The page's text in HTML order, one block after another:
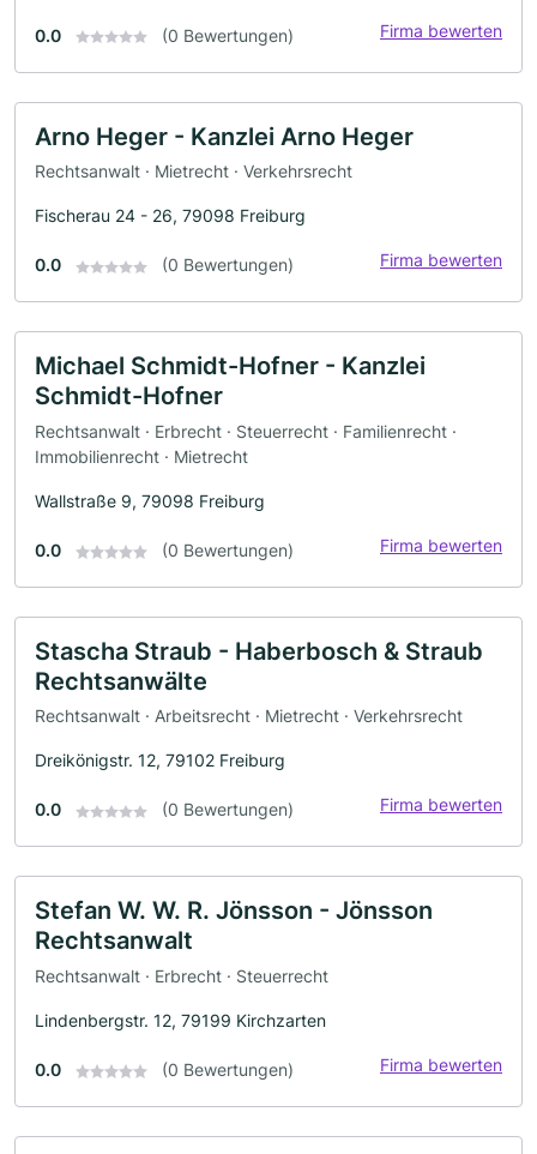
0.0 (0 Bewertungen) Firma bewerten
Arno Heger - Kanzlei Arno Heger
Rechtsanwalt · Mietrecht · Verkehrsrecht
Fischerau 24 - 26, 79098 Freiburg
0.0 (0 Bewertungen) Firma bewerten
Michael Schmidt-Hofner - Kanzlei
Schmidt-Hofner
Rechtsanwalt · Erbrecht · Steuerrecht · Familienrecht ·
Immobilienrecht · Mietrecht
Wallstraße 9, 79098 Freiburg
0.0 (0 Bewertungen) Firma bewerten
Stascha Straub - Haberbosch & Straub
Rechtsanwälte
Rechtsanwalt · Arbeitsrecht · Mietrecht · Verkehrsrecht
Dreikönigstr. 12, 79102 Freiburg
0.0 (0 Bewertungen) Firma bewerten
Stefan W. W. R. Jönsson - Jönsson
Rechtsanwalt
Rechtsanwalt · Erbrecht · Steuerrecht
Lindenbergstr. 12, 79199 Kirchzarten
0.0 (0 Bewertungen) Firma bewerten